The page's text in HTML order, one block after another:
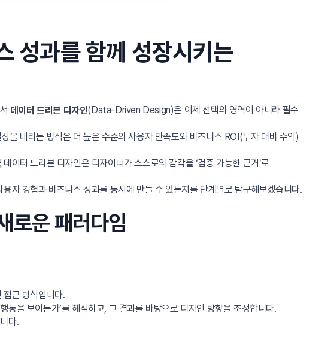
성과를 함께 성장시키는
데이터 드리븐 디자인(Data-Driven Design)은 이제 선택의 영역이 아니라 필수
을 내리는 방식은 더 높은 수준의 사용자 만족도와 비즈니스 ROI(투자 대비 수익)
이터 드리븐 디자인은 디자이너가 스스로의 감각을 ‘검증 가능한 근거’로
자 경험과 비즈니스 성과를 동시에 만들 수 있는지를 단계별로 탐구해보겠습니다.
로운 패러다임
접근 방식입니다.
을 보이는가’를 해석하고, 그 결과를 바탕으로 디자인 방향을 조정합니다.
다.